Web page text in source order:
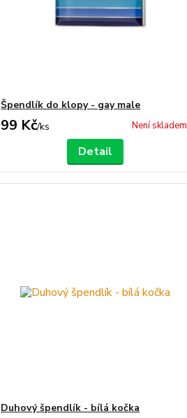
Špendlík do klopy - gay male
99 Kč/ks Není skladem
Detail
Duhový špendlík - bílá kočka